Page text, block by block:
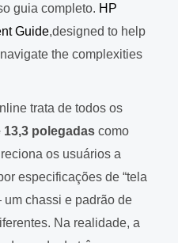
guia completo. HP
Guide,designed to help
the complexities
trata de todos os
13,3 polegadas como
os usuários a
especificações de “tela
chassi e padrão de
Na realidade, a